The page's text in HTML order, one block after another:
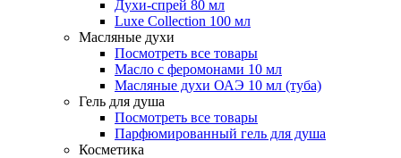
Духи-спрей 80 мл
Luxe Collection 100 мл
Масляные духи
Посмотреть все товары
Масло с феромонами 10 мл
Масляные духи ОАЭ 10 мл (туба)
Гель для душа
Посмотреть все товары
Парфюмированный гель для душа
Косметика